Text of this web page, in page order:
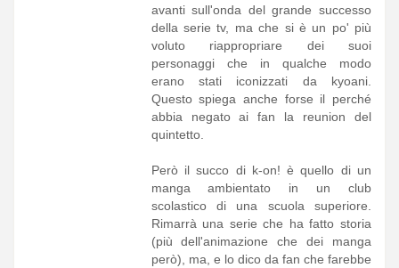
avanti sull'onda del grande successo
della serie tv, ma che si è un po' più
voluto riappropriare dei suoi
personaggi che in qualche modo
erano stati iconizzati da kyoani.
Questo spiega anche forse il perché
abbia negato ai fan la reunion del
quintetto.
Però il succo di k-on! è quello di un
manga ambientato in un club
scolastico di una scuola superiore.
Rimarrà una serie che ha fatto storia
(più dell'animazione che dei manga
però), ma, e lo dico da fan che farebbe